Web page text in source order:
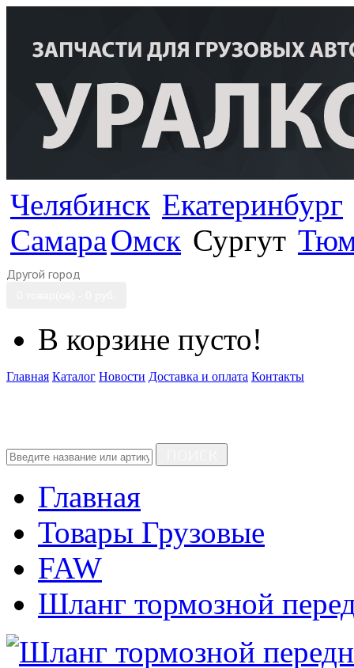
Челябинск Екатеринбург
СамараОмск Сургут
Другой город
В корзине пусто!
Главная Каталог Новости Доставка и оплата Контакты
Главная
Товары Грузовые
FAW
Шланг тормозной